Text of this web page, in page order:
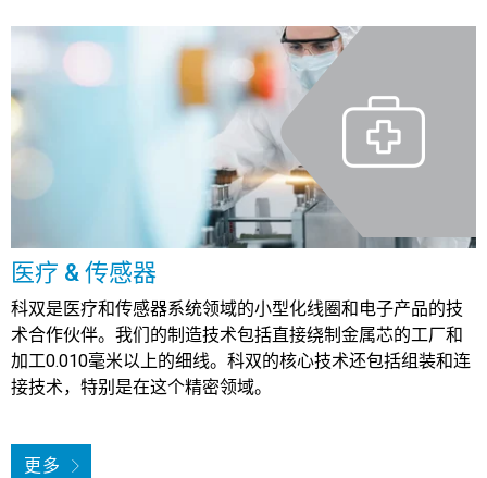
医疗 & 传感器
科双是医疗和传感器系统领域的小型化线圈和电子产品的技
术合作伙伴。我们的制造技术包括直接绕制金属芯的工厂和
加工0.010毫米以上的细线。科双的核心技术还包括组装和连
接技术，特别是在这个精密领域。
更多